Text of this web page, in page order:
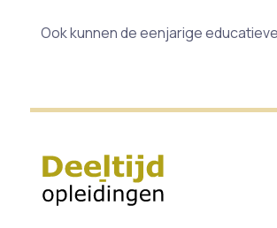
Ook kunnen de eenjarige